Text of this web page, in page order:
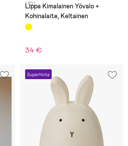
(10)
Lippa Kimalainen Yövalo +
Kohinalaite, Keltainen
34 €
Superhinta